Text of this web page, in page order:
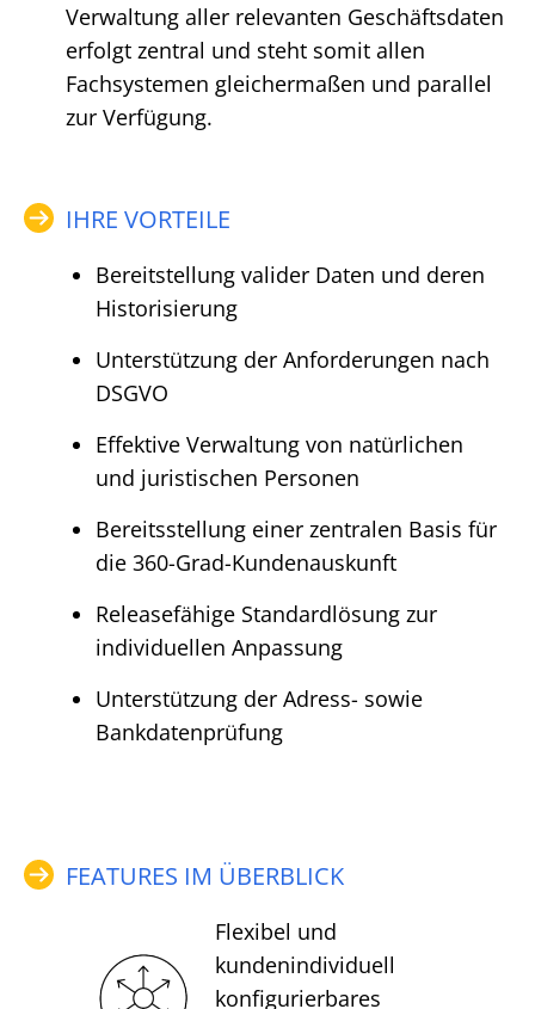
Verwaltung aller relevanten Geschäftsdaten
erfolgt zentral und steht somit allen
Fachsystemen gleichermaßen und parallel
zur Verfügung.
IHRE VORTEILE
Bereitstellung valider Daten und deren
Historisierung
Unterstützung der Anforderungen nach
DSGVO
Effektive Verwaltung von natürlichen
und juristischen Personen
Bereitsstellung einer zentralen Basis für
die 360-Grad-Kundenauskunft
Releasefähige Standardlösung zur
individuellen Anpassung
Unterstützung der Adress- sowie
Bankdatenprüfung
FEATURES IM ÜBERBLICK
Flexibel und
kundenindividuell
konfigurierbares